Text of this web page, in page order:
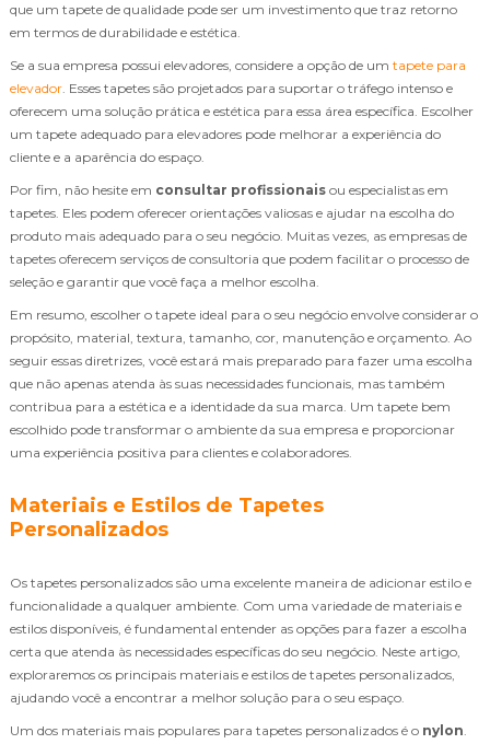
que um tapete de qualidade pode ser um investimento que traz retorno
em termos de durabilidade e estética.
Se a sua empresa possui elevadores, considere a opção de um tapete para
elevador. Esses tapetes são projetados para suportar o tráfego intenso e
oferecem uma solução prática e estética para essa área específica. Escolher
um tapete adequado para elevadores pode melhorar a experiência do
cliente e a aparência do espaço.
Por fim, não hesite em consultar profissionais ou especialistas em
tapetes. Eles podem oferecer orientações valiosas e ajudar na escolha do
produto mais adequado para o seu negócio. Muitas vezes, as empresas de
tapetes oferecem serviços de consultoria que podem facilitar o processo de
seleção e garantir que você faça a melhor escolha.
Em resumo, escolher o tapete ideal para o seu negócio envolve considerar o
propósito, material, textura, tamanho, cor, manutenção e orçamento. Ao
seguir essas diretrizes, você estará mais preparado para fazer uma escolha
que não apenas atenda às suas necessidades funcionais, mas também
contribua para a estética e a identidade da sua marca. Um tapete bem
escolhido pode transformar o ambiente da sua empresa e proporcionar
uma experiência positiva para clientes e colaboradores.
Materiais e Estilos de Tapetes
Personalizados
Os tapetes personalizados são uma excelente maneira de adicionar estilo e
funcionalidade a qualquer ambiente. Com uma variedade de materiais e
estilos disponíveis, é fundamental entender as opções para fazer a escolha
certa que atenda às necessidades específicas do seu negócio. Neste artigo,
exploraremos os principais materiais e estilos de tapetes personalizados,
ajudando você a encontrar a melhor solução para o seu espaço.
Um dos materiais mais populares para tapetes personalizados é o nylon.